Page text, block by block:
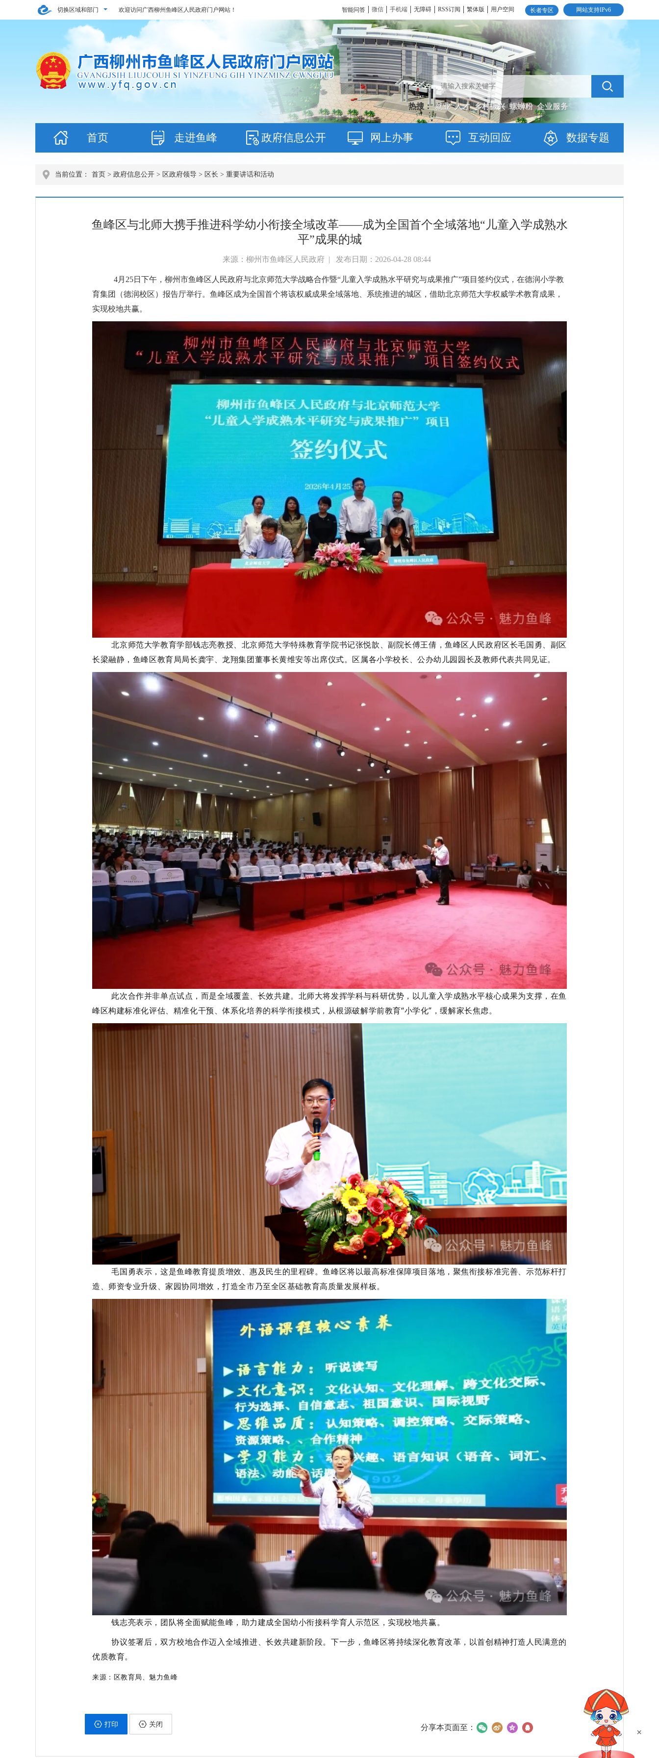
切换区域和部门 网站支持IPv6
长者专区
智能问答 微信 手机端 无障碍 RSS订阅 繁体版 用户空间
欢迎访问广西柳州鱼峰区人民政府门户网站！
热搜： 就业 人才 乡村振兴 螺蛳粉 企业服务
首页 走进鱼峰 政府信息公开 网上办事 互动回应 数据专题
当前位置： 首页 > 政府信息公开 > 区政府领导 > 区长 > 重要讲话和活动
鱼峰区与北师大携手推进科学幼小衔接全域改革——成为全国首个全域落地“儿童入学成熟水
平”成果的城
来源：柳州市鱼峰区人民政府 | 发布日期：2026-04-28 08:44
4月25日下午，柳州市鱼峰区人民政府与北京师范大学战略合作暨“儿童入学成熟水平研究与成果推广”项目签约仪式，在德润小学教
育集团（德润校区）报告厅举行。鱼峰区成为全国首个将该权威成果全域落地、系统推进的城区，借助北京师范大学权威学术教育成果，
实现校地共赢。
北京师范大学教育学部钱志亮教授、北京师范大学特殊教育学院书记张悦歆、副院长傅王倩，鱼峰区人民政府区长毛国勇、副区
长梁融静，鱼峰区教育局局长龚宇、龙翔集团董事长黄维安等出席仪式。区属各小学校长、公办幼儿园园长及教师代表共同见证。
此次合作并非单点试点，而是全域覆盖、长效共建。北师大将发挥学科与科研优势，以儿童入学成熟水平核心成果为支撑，在鱼
峰区构建标准化评估、精准化干预、体系化培养的科学衔接模式，从根源破解学前教育“小学化”，缓解家长焦虑。
毛国勇表示，这是鱼峰教育提质增效、惠及民生的里程碑。鱼峰区将以最高标准保障项目落地，聚焦衔接标准完善、示范标杆打
造、师资专业升级、家园协同增效，打造全市乃至全区基础教育高质量发展样板。
钱志亮表示，团队将全面赋能鱼峰，助力建成全国幼小衔接科学育人示范区，实现校地共赢。
协议签署后，双方校地合作迈入全域推进、长效共建新阶段。下一步，鱼峰区将持续深化教育改革，以首创精神打造人民满意的
优质教育。
来源：区教育局、魅力鱼峰
打印 关闭 分享本页面至： ×